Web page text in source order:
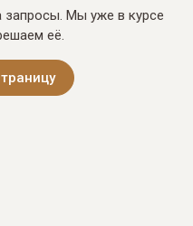
запросы. Мы уже в курсе
её.